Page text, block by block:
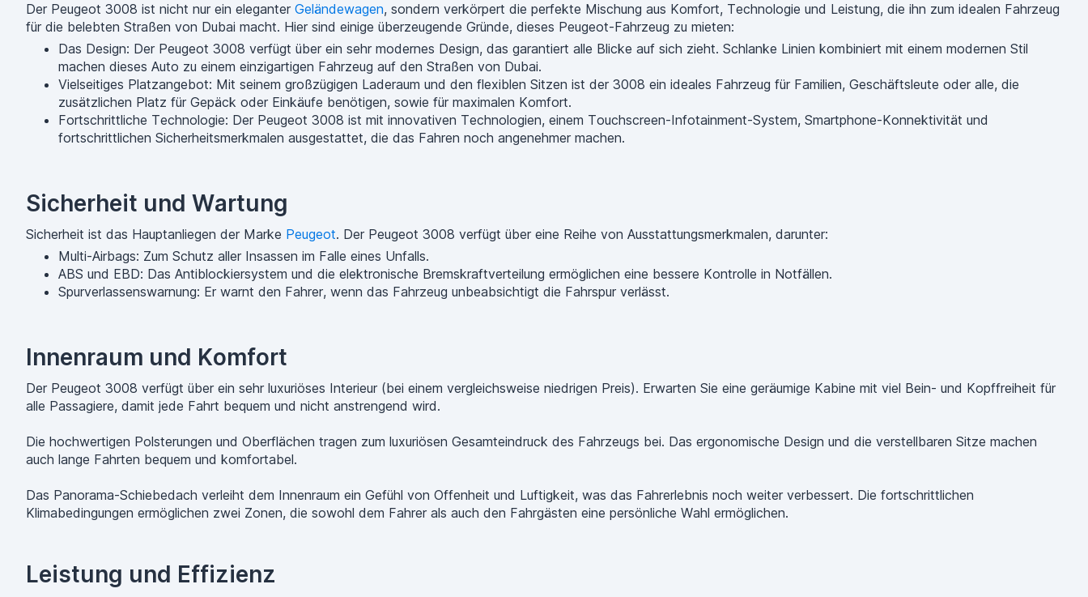
Der Peugeot 3008 ist nicht nur ein eleganter Geländewagen, sondern verkörpert die perfekte Mischung aus Komfort, Technologie und Leistung, die ihn zum idealen Fahrzeug
für die belebten Straßen von Dubai macht. Hier sind einige überzeugende Gründe, dieses Peugeot-Fahrzeug zu mieten:
Das Design: Der Peugeot 3008 verfügt über ein sehr modernes Design, das garantiert alle Blicke auf sich zieht. Schlanke Linien kombiniert mit einem modernen Stil
machen dieses Auto zu einem einzigartigen Fahrzeug auf den Straßen von Dubai.
Vielseitiges Platzangebot: Mit seinem großzügigen Laderaum und den flexiblen Sitzen ist der 3008 ein ideales Fahrzeug für Familien, Geschäftsleute oder alle, die
zusätzlichen Platz für Gepäck oder Einkäufe benötigen, sowie für maximalen Komfort.
Fortschrittliche Technologie: Der Peugeot 3008 ist mit innovativen Technologien, einem Touchscreen-Infotainment-System, Smartphone-Konnektivität und
fortschrittlichen Sicherheitsmerkmalen ausgestattet, die das Fahren noch angenehmer machen.
Sicherheit und Wartung
Sicherheit ist das Hauptanliegen der Marke Peugeot. Der Peugeot 3008 verfügt über eine Reihe von Ausstattungsmerkmalen, darunter:
Multi-Airbags: Zum Schutz aller Insassen im Falle eines Unfalls.
ABS und EBD: Das Antiblockiersystem und die elektronische Bremskraftverteilung ermöglichen eine bessere Kontrolle in Notfällen.
Spurverlassenswarnung: Er warnt den Fahrer, wenn das Fahrzeug unbeabsichtigt die Fahrspur verlässt.
Innenraum und Komfort
Der Peugeot 3008 verfügt über ein sehr luxuriöses Interieur (bei einem vergleichsweise niedrigen Preis). Erwarten Sie eine geräumige Kabine mit viel Bein- und Kopffreiheit für
alle Passagiere, damit jede Fahrt bequem und nicht anstrengend wird.
Die hochwertigen Polsterungen und Oberflächen tragen zum luxuriösen Gesamteindruck des Fahrzeugs bei. Das ergonomische Design und die verstellbaren Sitze machen
auch lange Fahrten bequem und komfortabel.
Das Panorama-Schiebedach verleiht dem Innenraum ein Gefühl von Offenheit und Luftigkeit, was das Fahrerlebnis noch weiter verbessert. Die fortschrittlichen
Klimabedingungen ermöglichen zwei Zonen, die sowohl dem Fahrer als auch den Fahrgästen eine persönliche Wahl ermöglichen.
Leistung und Effizienz